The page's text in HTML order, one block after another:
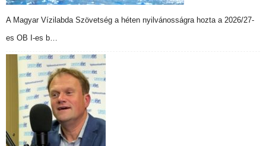
A Magyar Vízilabda Szövetség a héten nyilvánosságra hozta a 2026/27-
es OB I-es b…